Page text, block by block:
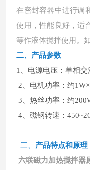
在密封容器中进行调
使用，性能良好，适
等作液体搅拌使用。
二、 产品参数
1、电源电压：单相
2、电机功率：约
3、热丝功率：约
4、磁钢转速：
三、 产品特点和原理
六联磁力加热搅拌器